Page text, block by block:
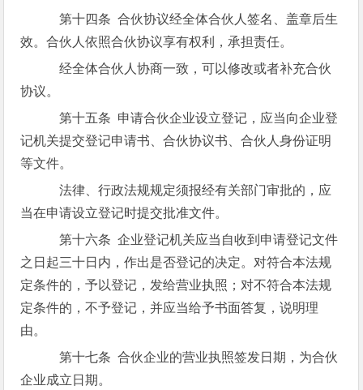
第十四条 合伙协议经全体合伙人签名、盖章后生
效。合伙人依照合伙协议享有权利，承担责任。
经全体合伙人协商一致，可以修改或者补充合伙
协议。
第十五条 申请合伙企业设立登记，应当向企业登
记机关提交登记申请书、合伙协议书、合伙人身份证明
等文件。
法律、行政法规规定须报经有关部门审批的，应
当在申请设立登记时提交批准文件。
第十六条 企业登记机关应当自收到申请登记文件
之日起三十日内，作出是否登记的决定。对符合本法规
定条件的，予以登记，发给营业执照；对不符合本法规
定条件的，不予登记，并应当给予书面答复，说明理
由。
第十七条 合伙企业的营业执照签发日期，为合伙
企业成立日期。